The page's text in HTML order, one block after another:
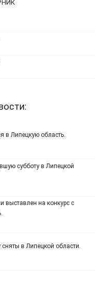
в Липецкую область.
субботу в Липецкой
выставлен на конкурс с
в Липецкой области.